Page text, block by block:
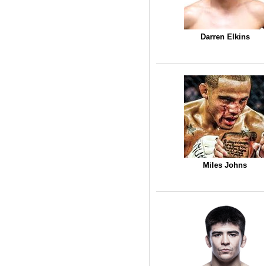
Darren Elkins
Miles Johns